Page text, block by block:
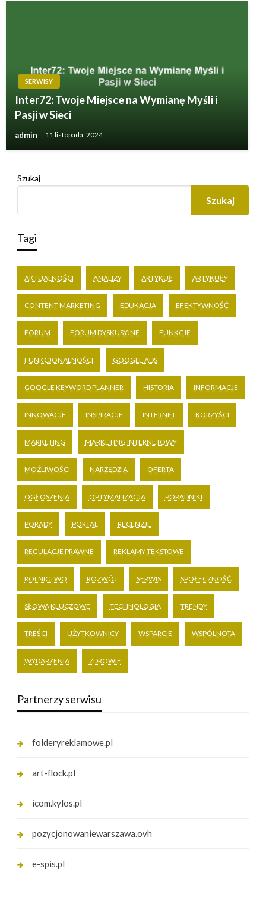
SERWISY
Inter72: Twoje Miejsce na Wymianę Myśli i
Pasji w Sieci
admin 11 listopada, 2024
Szukaj
Szukaj
Tagi
AKTUALNOŚCI ANALIZY ARTYKUŁ ARTYKUŁY
CONTENT MARKETING EDUKACJA EFEKTYWNOŚĆ
FORUM FORUM DYSKUSYJNE FUNKCJE
FUNKCJONALNOŚCI GOOGLE ADS
GOOGLE KEYWORD PLANNER HISTORIA INFORMACJE
INNOWACJE INSPIRACJE INTERNET KORZYŚCI
MARKETING MARKETING INTERNETOWY
MOŻLIWOŚCI NARZĘDZIA OFERTA
OGŁOSZENIA OPTYMALIZACJA PORADNIKI
PORADY PORTAL RECENZJE
REGULACJE PRAWNE REKLAMY TEKSTOWE
ROLNICTWO ROZWÓJ SERWIS SPOŁECZNOŚĆ
SŁOWA KLUCZOWE TECHNOLOGIA TRENDY
TREŚCI UŻYTKOWNICY WSPARCIE WSPÓLNOTA
WYDARZENIA ZDROWIE
Partnerzy serwisu
folderyreklamowe.pl
art-flock.pl
icom.kylos.pl
pozycjonowaniewarszawa.ovh
e-spis.pl